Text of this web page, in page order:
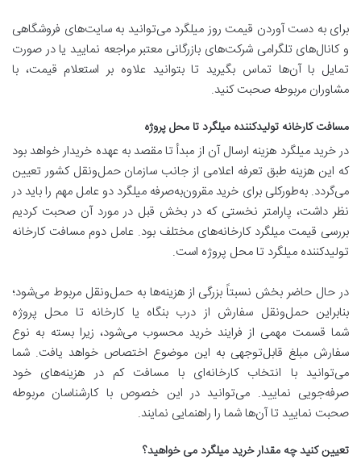
برای به دست آوردن قیمت روز میلگرد می‌توانید به سایت‌های فروشگاهی
و کانال‌های تلگرامی شرکت‌های بازرگانی معتبر مراجعه نمایید یا در صورت
تمایل با آن‌ها تماس بگیرید تا بتوانید علاوه بر استعلام قیمت، با
مشاوران مربوطه صحبت کنید.
مسافت کارخانه تولیدکننده میلگرد تا محل پروژه
در خرید میلگرد هزینه ارسال آن از مبدأ تا مقصد به عهده خریدار خواهد بود
که این هزینه طبق تعرفه اعلامی از جانب سازمان حمل‌ونقل کشور تعیین
می‌گردد. به‌طورکلی برای خرید مقرون‌به‌صرفه میلگرد دو عامل مهم را باید در
نظر داشت، پارامتر نخستی که در بخش قبل در مورد آن صحبت کردیم
بررسی قیمت میلگرد کارخانه‌های مختلف بود. عامل دوم مسافت کارخانه
تولیدکننده میلگرد تا محل پروژه است.
در حال حاضر بخش نسبتاً بزرگی از هزینه‌ها به حمل‌ونقل مربوط می‌شود؛
بنابراین حمل‌ونقل سفارش از درب بنگاه یا کارخانه تا محل پروژه
شما قسمت مهمی از فرایند خرید محسوب می‌شود، زیرا بسته به نوع
سفارش مبلغ قابل‌توجهی به این موضوع اختصاص خواهد یافت. شما
می‌توانید با انتخاب کارخانه‌ای با مسافت کم در هزینه‌های خود
صرفه‌جویی نمایید. می‌توانید در این خصوص با کارشناسان مربوطه
صحبت نمایید تا آن‌ها شما را راهنمایی نمایند.
تعیین کنید چه مقدار خرید میلگرد می خواهید؟